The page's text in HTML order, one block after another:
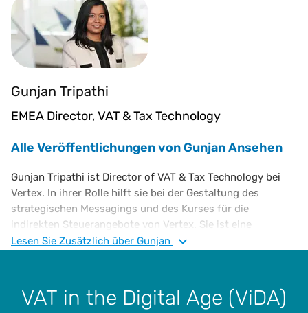
Gunjan Tripathi
EMEA Director, VAT & Tax Technology
Alle Veröffentlichungen von Gunjan Ansehen
Gunjan Tripathi ist Director of VAT & Tax Technology bei
Vertex. In ihrer Rolle hilft sie bei der Gestaltung des
strategischen Messagings und des Kurses für die
indirekten Steuerangebote von Vertex. Sie ist eine
erfahrene Steuerberaterin, die sich auf die europäische
EY, die Leitung der Compliance im European Shared
Service Centre von SC Johnson, den Global Umsatzsteuer
Lesen Sie Zusätzlich über Gunjan
VAT in the Digital Age (ViDA)